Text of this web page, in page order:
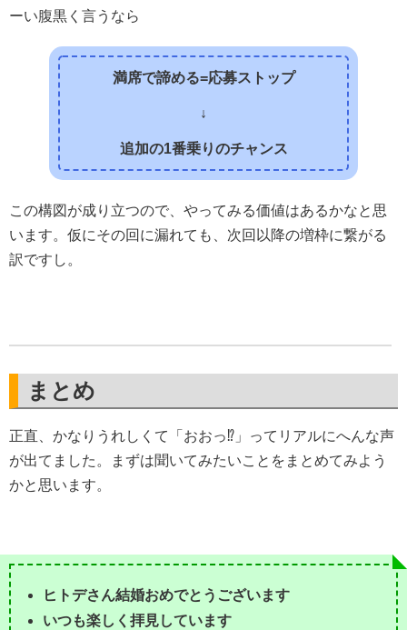
ーい腹黒く言うなら
満席で諦める=応募ストップ
↓
追加の1番乗りのチャンス
この構図が成り立つので、やってみる価値はあるかなと思
います。仮にその回に漏れても、次回以降の増枠に繋がる
訳ですし。
まとめ
正直、かなりうれしくて「おおっ⁉︎」ってリアルにへんな声
が出てました。まずは聞いてみたいことをまとめてみよう
かと思います。
ヒトデさん結婚おめでとうございます
いつも楽しく拝見しています